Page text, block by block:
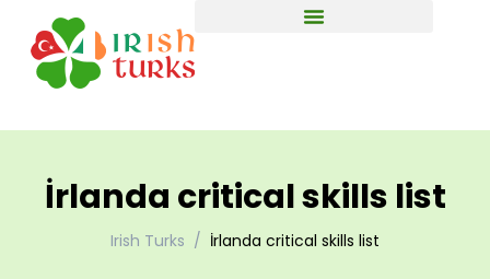
İrlanda critical skills list
Irish Turks İrlanda critical skills list